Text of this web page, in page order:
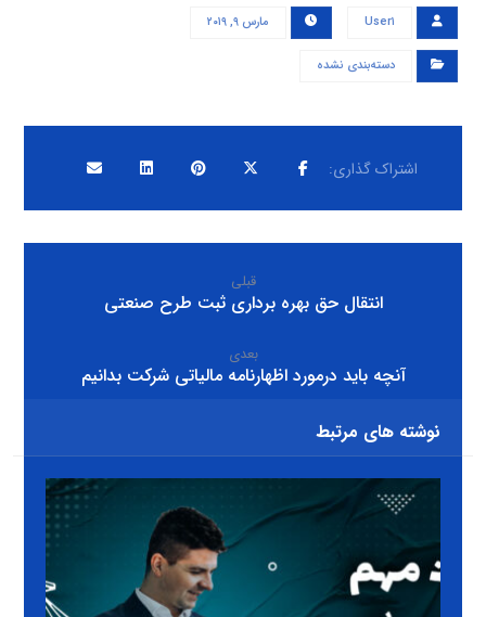
User۱ مارس ۹, ۲۰۱۹
دسته‌بندی نشده
قبلی
انتقال حق بهره برداری ثبت طرح صنعتی
بعدی
آنچه باید درمورد اظهارنامه مالیاتی شرکت بدانیم
نوشته های مرتبط